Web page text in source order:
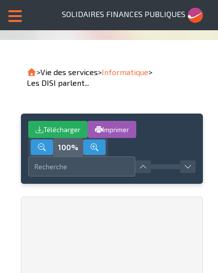
SOLIDAIRES FINANCES PUBLIQUES
>Vie des services>Informatique>
Les DISI parlent...
Télécharger Imprimer
100%